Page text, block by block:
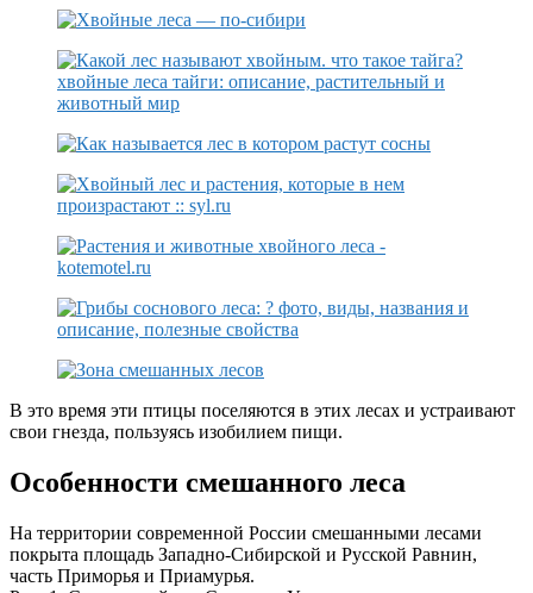
В это время эти птицы поселяются в этих лесах и устраивают
свои гнезда, пользуясь изобилием пищи.
Особенности смешанного леса
На территории современной России смешанными лесами
покрыта площадь Западно-Сибирской и Русской Равнин,
часть Приморья и Приамурья.